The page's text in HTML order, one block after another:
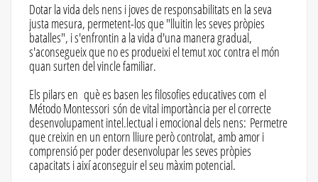
Dotar la vida dels nens i joves de responsabilitats en la seva
justa mesura, permetent-los que "lluitin les seves pròpies
batalles", i s'enfrontin a la vida d'una manera gradual,
s'aconsegueix que no es produeixi el temut xoc contra el món
quan surten del vincle familiar.
Els pilars en què es basen les filosofies educatives com el
Método Montessori són de vital importància per el correcte
desenvolupament intel.lectual i emocional dels nens: Permetre
que creixin en un entorn lliure però controlat, amb amor i
comprensió per poder desenvolupar les seves pròpies
capacitats i així aconseguir el seu màxim potencial.